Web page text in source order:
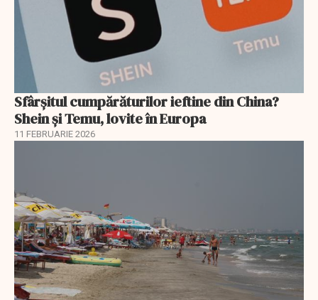
Sfârșitul cumpărăturilor ieftine din China?
Shein și Temu, lovite în Europa
11 FEBRUARIE 2026